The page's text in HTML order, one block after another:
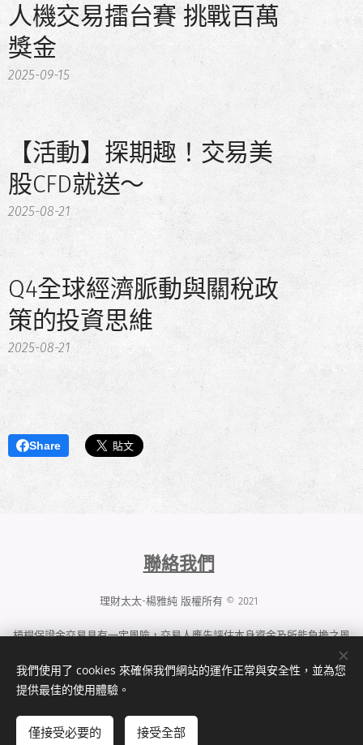
人機交易擂台賽 挑戰百萬
獎金
2025-09-15
【活動】探期趣！交易美
股CFD就送～
2025-08-21
Q4全球經濟脈動與關稅政
策的投資思維
2025-08-21
Share
聯絡我們
理財太太-楊雅純 版權所有 © 2021
槓桿保證金交易具有一定風險，交易人應先評估本身資金及所能負擔之風
群益期貨股份有限公司 114年金管期總字第006號
地址：台北市大安區敦化南路二段97號B1
Cookies
我們使用了 cookies 來確保我們網站的運作正常與安全性，並為您
提供最佳的使用體驗。
僅接受必要的 接受全部